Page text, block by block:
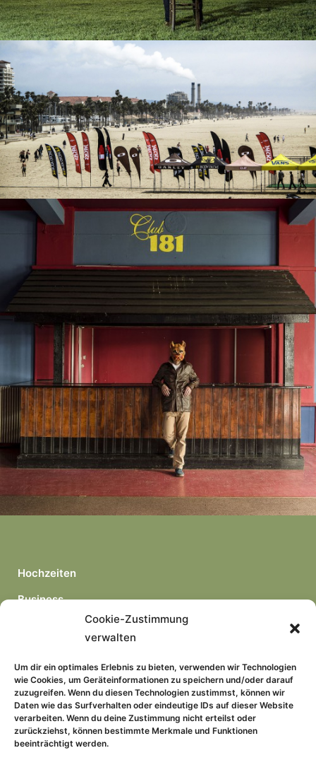
Cookie-Zustimmung
verwalten
Um dir ein optimales Erlebnis zu bieten, verwenden wir Technologien
wie Cookies, um Geräteinformationen zu speichern und/oder darauf
zuzugreifen. Wenn du diesen Technologien zustimmst, können wir
Daten wie das Surfverhalten oder eindeutige IDs auf dieser Website
verarbeiten. Wenn du deine Zustimmung nicht erteilst oder
zurückziehst, können bestimmte Merkmale und Funktionen
beeinträchtigt werden.
Freie Arbeiten
Unterwegs
view
Freie Arbeiten
Animal Farm
view
Hochzeiten
Business
Kontakt